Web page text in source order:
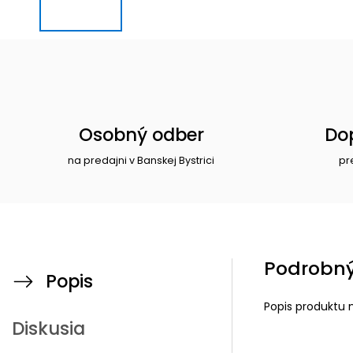
Osobný odber
na predajni v Banskej Bystrici
Popis
Diskusia
Popis produktu